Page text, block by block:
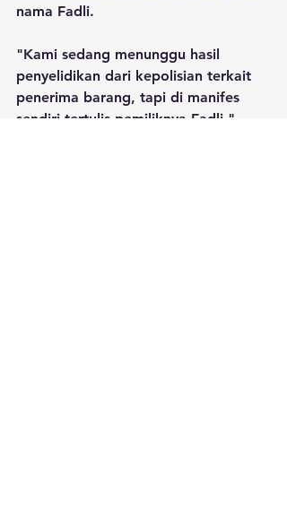
nama Fadli.
"Kami sedang menunggu hasil
penyelidikan dari kepolisian terkait
penerima barang, tapi di manifes
sendiri tertulis pemiliknya Fadli,"